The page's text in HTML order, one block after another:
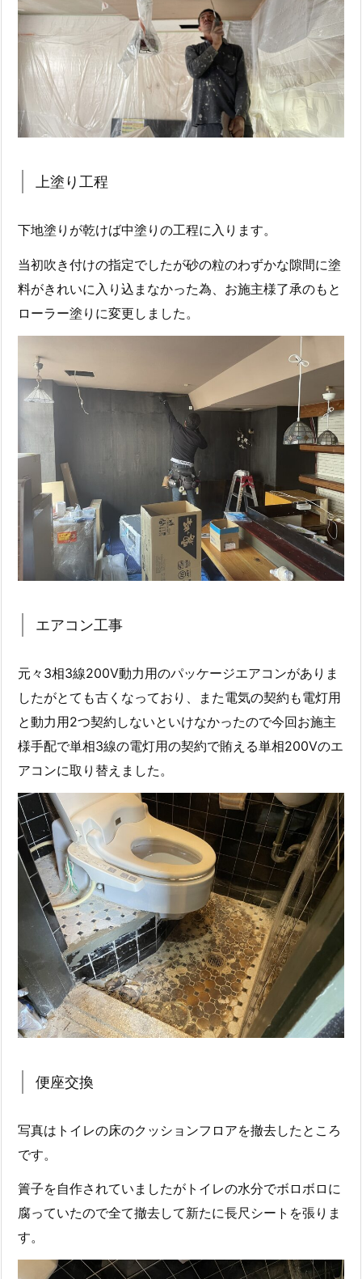
上塗り工程
下地塗りが乾けば中塗りの工程に入ります。
当初吹き付けの指定でしたが砂の粒のわずかな隙間に塗
料がきれいに入り込まなかった為、お施主様了承のもと
ローラー塗りに変更しました。
エアコン工事
元々3相3線200V動力用のパッケージエアコンがありま
したがとても古くなっており、また電気の契約も電灯用
と動力用2つ契約しないといけなかったので今回お施主
様手配で単相3線の電灯用の契約で賄える単相200Vのエ
アコンに取り替えました。
便座交換
写真はトイレの床のクッションフロアを撤去したところ
です。
簀子を自作されていましたがトイレの水分でボロボロに
腐っていたので全て撤去して新たに長尺シートを張りま
す。